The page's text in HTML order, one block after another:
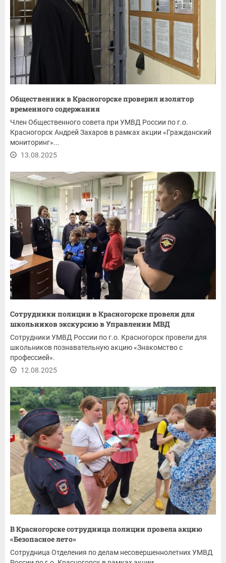
Общественник в Красногорске проверил изолятор
временного содержания
Член Общественного совета при УМВД России по г.о.
Красногорск Андрей Захаров в рамках акции «Гражданский
мониторинг»...
13.08.2025
Сотрудники полиции в Красногорске провели для
школьников экскурсию в Управлении МВД
Сотрудники УМВД России по г.о. Красногорск провели для
школьников познавательную акцию «Знакомство с
профессией».
12.08.2025
В Красногорске сотрудница полиции провела акцию
«Безопасное лето»
Сотрудница Отделения по делам несовершеннолетних УМВД